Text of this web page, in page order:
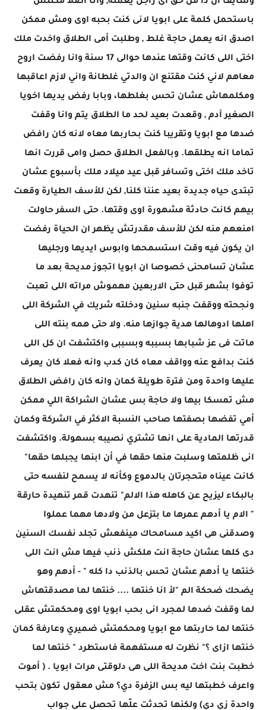
باستحمل كلمة على ابويا لانى كنت بحبه اوى ومش ممكن
اصدق انه يعمل حاجة غلط , وطلبت أمى الطلاق واخدت ملك
اختى اللى كانت وقتها عندها حوالى 17 سنة وانا رفضت اروح
معاهم لاني كنت مقتنع ان والدتي غلطانة واني لازم اعاقبها
ومكلمهاش عشان تحس بغلطها، وبابا رفض يديها اخويا
الصغير آدم , وقعدت بعيد لحد ما الطلاق يتم وانا وقفت
ضدها مع ابويا وتقريبا كنت بحاربها معاه لانه كان رافض
تماما انه يطلقها. وبالفعل الطلاق حصل وامى قررت انها
تاخد ملك اختى وتسافر قبل عيد ميلاد ملك بأسبوع عشان
تبتدى حياه جديدة بعيد عننا كلنا, لكن للأسف الطيارة وقعت
بيهم كانت حادثة مشهورة اوى وقتها. حتى السفر حاولت
امنعهم منه لكن للأسف مقدرتش يظهر ان الحياة رفضت
ان يكون فيه وقت استسمحها وابوس ايديها ورجليها
عشان تسامحنى خصوصا ان ابويا اتجوز مديحة بعد ما
توفوا بشهر قبل حتى الاربعين مهموش مراته اللى تعبت
ونجحته ووقفت جنبه سنين ودخلته شريك في الشركة اللى
اهلها ادوهالها هدية جوازها منه. ولا حتى همه بنته اللى
ماتت فى عز شبابها بسببه وبسببى واكتشفت ان كل اللى
كنت بدافع عنه وواقف معاه كان كدب وانه فعلا كان يعرف
عليها واحدة ومن فترة طويلة كمان وانه كان رافض الطلاق
مش تمسكا بيها ولا حاجة بس عشان الشراكة اللي ممكن
أمي تفضها بصفتها صاحب النسبة الاكثر في الشركة وكمان
قدرتها المادية على انها تشتري نصيبه بسهولة. واكتشفت
انى ظلمتها وسلبت منها حقها في أن ابنها يجبلها حقها"
كانت عيناه متحجرتان بالدموع وكأنه لا يسمح لنفسه حتى
بالبكاء ليزيح عن كاهله هذا الالم" تنهدت قمر تنهيدة حارقة
" الام يا أدهم عمرها ما بتزعل من ولادها مهما عملوا
وصدقنى هى اكيد مسامحاك مينفعش تجلد نفسك السنين
دى كلها عشان حاجة انت ملكش ذنب فيها مش انت اللى
خنتها يا أدهم عشان تحس بالذنب دا كله " - أدهم وهو
يضحك ضحكة الم "لأ انا خنتها .... خنتها لما مصدقتهاش
لما وقفت ضدها لمجرد انى بحب ابويا اوى ومحكمتش عقلى
خنتها لما حاربتها مع ابويا ومحكمتش ضميري وعارفة كمان
خنتها ازاى ؟" نظرت له مستفهمة فاستطرد " خنتها لما
خطبت بنت اخت مديحة اللى هى دلوقتى مرات ابويا . ( أموت
واعرف خطبتها ليه بس الزفرة دي؟ مش معقول تكون بتحب
واحدة زي دي) ولكنها تحدثت علّها تحصل على جواب